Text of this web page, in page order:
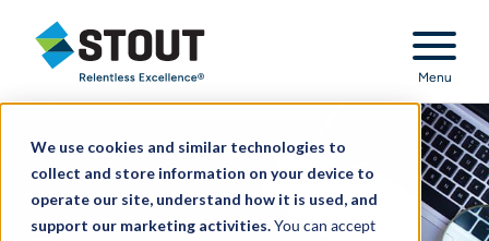
We use cookies and similar technologies to
collect and store information on your device to
operate our site, understand how it is used, and
support our marketing activities.You can accept
Stout Relentless Excellence
Menu